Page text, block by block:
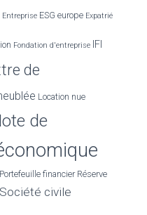
Entreprise ESG europe Expatrié
Fondation d'entreprise IFI
de
Location nue
de
Portefeuille financier Réserve
Société civile